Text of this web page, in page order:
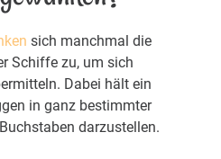
sich manchmal die
Schiffe zu, um sich
Dabei hält ein
in ganz bestimmter
darzustellen.